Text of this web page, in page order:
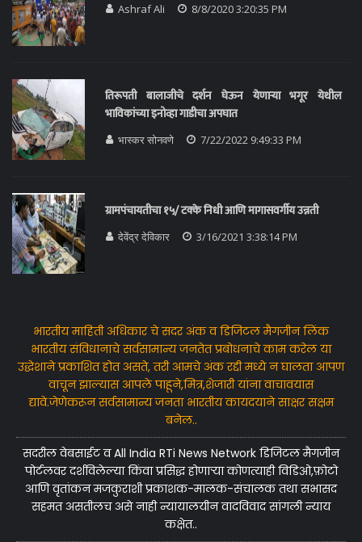
Ashraf Ali 8/8/2020 3:20:35 PM
तिरूपती बालाजीचे दर्शन घेऊन येणाऱ्या भगूर येथील
भाविकांच्या इनोव्हा गाडीचा अपघात
भास्कर सोनवणे 7/22/2022 9:49:33 PM
ग्रामपंचायतीचा १५/ टक्के निधी आणि मागासवर्गीय उन्नती
देवेंद्र देविकार 3/16/2021 3:38:14 PM
भारतीय माहिती अधिकार चे सदर अंक व डिजिटल मैगजीन लिंक
भारतीय संविधानाचे सर्वसामान्य जनतेत प्रबोधनाचे काम करेल या
उद्धेशाने प्रकाशित होत असते, तरी आमचे अंक रद्दी मध्ये न घालता आपण
वाचून झाल्यास आपले पाहूने,मित्र,शेजारी यांना वाचावयास
द्यावे.जेणेकरून सर्वसामान्य जनता भारतीय कायदयाने साक्षर सक्षम
बनेल..
सदरील वेबसाईट व All India RTi News Network डिजिटल मैगजीन
पोर्टलवर दर्शविलेल्या किंवा प्रसिद्ध होणाऱ्या कोणत्याही विडिओ,फ़ोटो
आणि वृतांकन मजकुराशी प्रकाशक-मालक-संचालक तथा सभासद
सहमत असतीलच असे नाही न्यायालयीन वादविवाद सांगली न्याय
कक्षेत..